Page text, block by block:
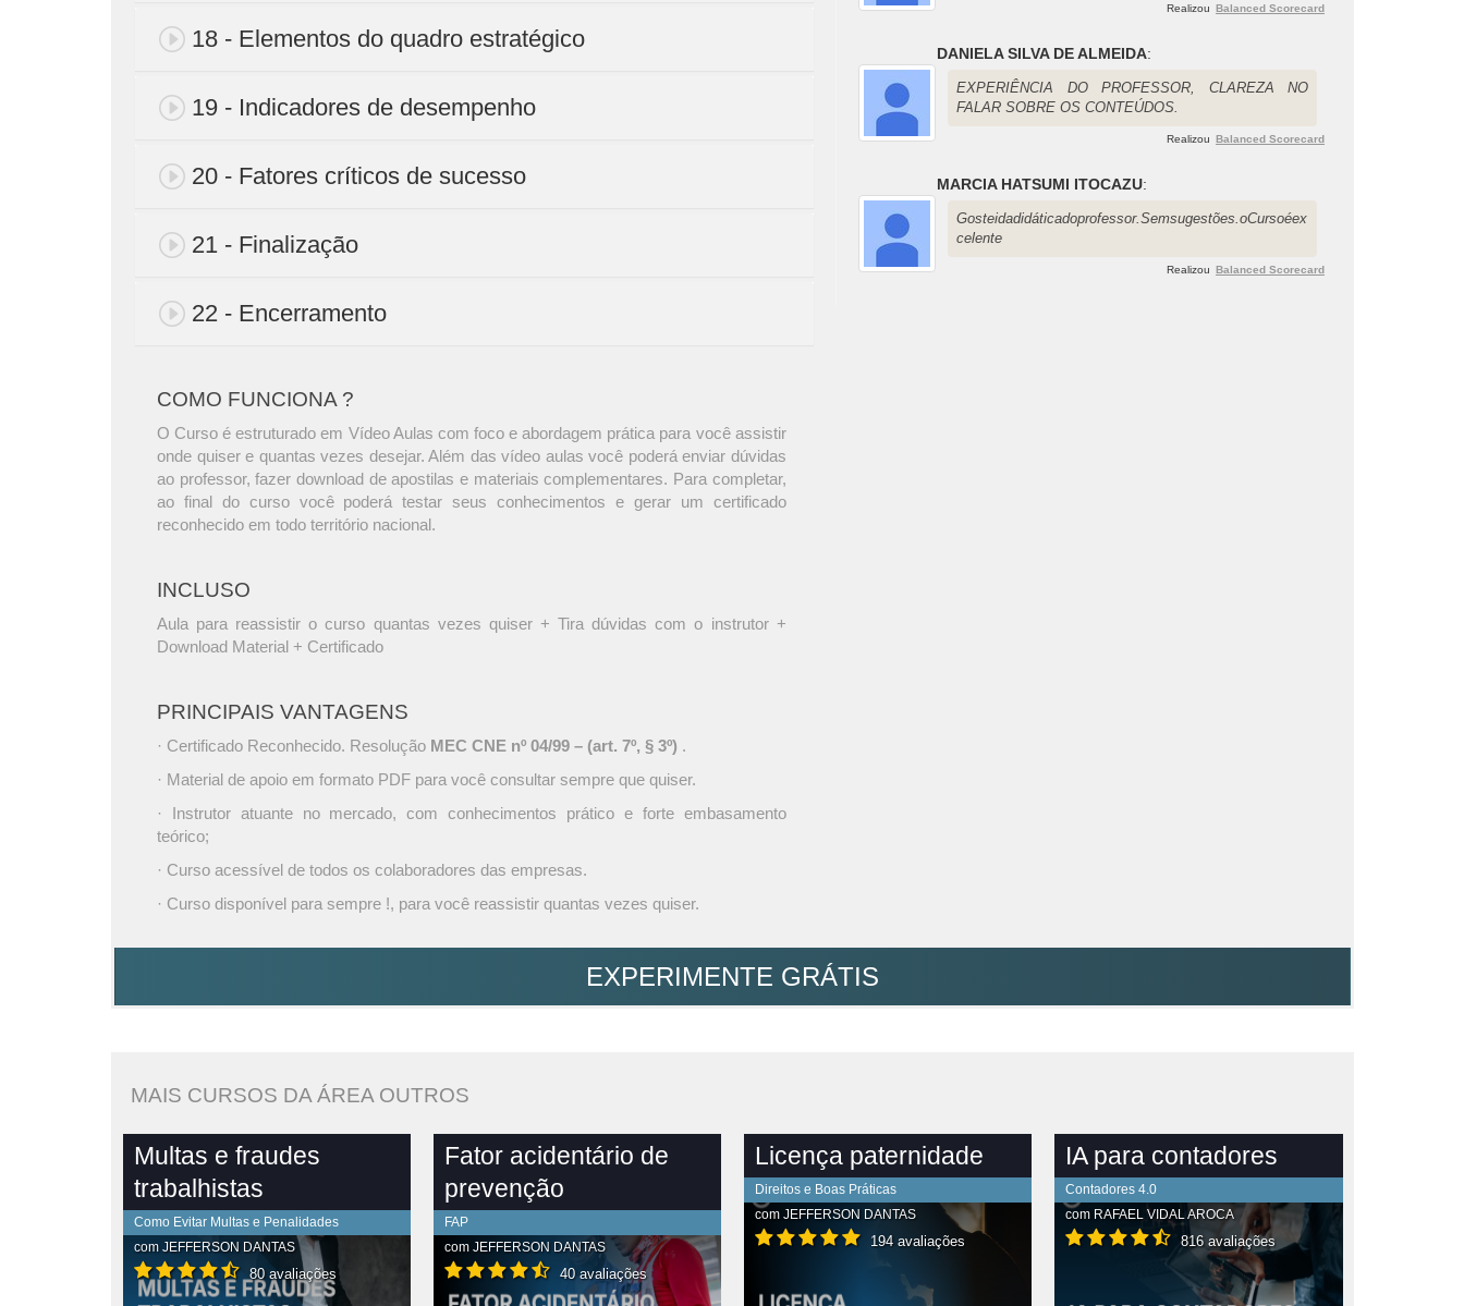
18 - Elementos do quadro estratégico
19 - Indicadores de desempenho
20 - Fatores críticos de sucesso
21 - Finalização
22 - Encerramento
COMO FUNCIONA ?
O Curso é estruturado em Vídeo Aulas com foco e abordagem prática para você assistir
onde quiser e quantas vezes desejar. Além das vídeo aulas você poderá enviar dúvidas
ao professor, fazer download de apostilas e materiais complementares. Para completar,
ao final do curso você poderá testar seus conhecimentos e gerar um certificado
reconhecido em todo território nacional.
INCLUSO
Aula para reassistir o curso quantas vezes quiser + Tira dúvidas com o instrutor +
Download Material + Certificado
PRINCIPAIS VANTAGENS
· Certificado Reconhecido. Resolução MEC CNE nº 04/99 – (art. 7º, § 3º) .
· Material de apoio em formato PDF para você consultar sempre que quiser.
· Instrutor atuante no mercado, com conhecimentos prático e forte embasamento
teórico;
· Curso acessível de todos os colaboradores das empresas.
· Curso disponível para sempre !, para você reassistir quantas vezes quiser.
Realizou Balanced Scorecard
DANIELA SILVA DE ALMEIDA:
EXPERIÊNCIA DO PROFESSOR, CLAREZA NO
FALAR SOBRE OS CONTEÚDOS.
Realizou Balanced Scorecard
MARCIA HATSUMI ITOCAZU:
Gosteidadidáticadoprofessor.Semsugestões.oCursoéex
celente
Realizou Balanced Scorecard
EXPERIMENTE GRÁTIS
MAIS CURSOS DA ÁREA OUTROS
Multas e fraudes
trabalhistas
Como Evitar Multas e Penalidades
com JEFFERSON DANTAS
80 avaliações
Fator acidentário de
prevenção
FAP
com JEFFERSON DANTAS
40 avaliações
Licença paternidade
Direitos e Boas Práticas
com JEFFERSON DANTAS
194 avaliações
IA para contadores
Contadores 4.0
com RAFAEL VIDAL AROCA
816 avaliações